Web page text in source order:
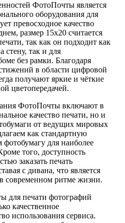
ФотоПочты является
оборудования для
превосходное качество
размер 15х20 считается
так как он подходит как
стену, так и для
без рамки. Благодаря
в области цифровой
получают яркие и чёткие
цветопередачей.
ФотоПочты включают в
качество печати, но и
от ведущих мировых
как стандартную
для наиболее
того, доступность
заказать печать
с дивана, что является
современном ритме жизни.
для печати фотографий
качественное
использования сервиса.